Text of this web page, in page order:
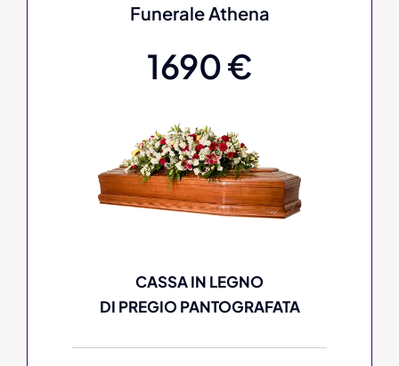
Funerale Athena
1690 €
CASSA IN LEGNO
DI PREGIO PANTOGRAFATA